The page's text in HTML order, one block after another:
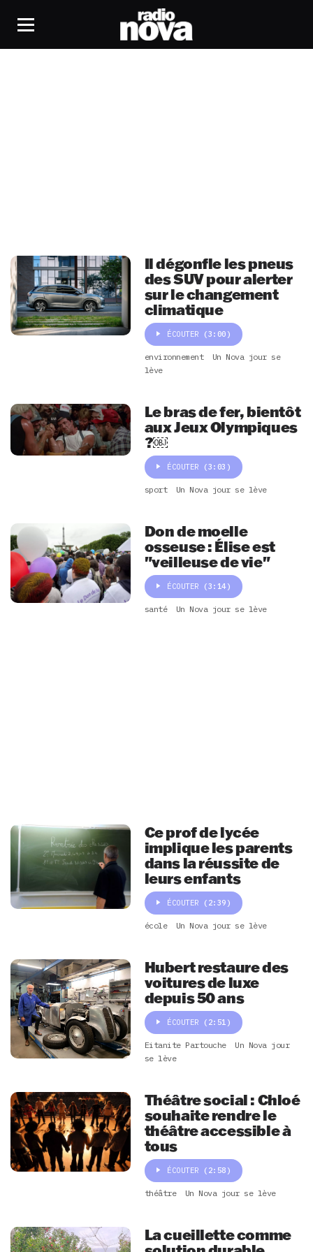
Il dégonfle les pneus
des SUV pour alerter
sur le changement
climatique
ÉCOUTER (3:00)
environnement
Un Nova jour se
lève
Le bras de fer, bientôt
aux Jeux Olympiques
?￼
ÉCOUTER (3:03)
sport Un Nova jour se lève
Don de moelle
osseuse : Élise est
"veilleuse de vie"
ÉCOUTER (3:14)
santé Un Nova jour se lève
Ce prof de lycée
implique les parents
dans la réussite de
leurs enfants
ÉCOUTER (2:39)
école Un Nova jour se lève
Hubert restaure des
voitures de luxe
depuis 50 ans
ÉCOUTER (2:51)
Eitanite Partouche
Un Nova jour
se lève
Théâtre social : Chloé
souhaite rendre le
théâtre accessible à
tous
ÉCOUTER (2:58)
théâtre Un Nova jour se lève
La cueillette comme